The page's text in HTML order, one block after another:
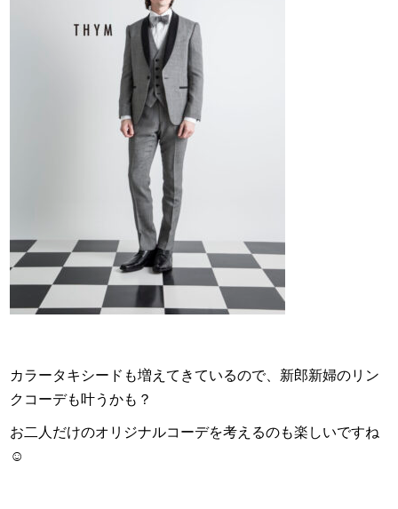
カラータキシードも増えてきているので、新郎新婦のリン
クコーデも叶うかも？
お二人だけのオリジナルコーデを考えるのも楽しいですね
☺